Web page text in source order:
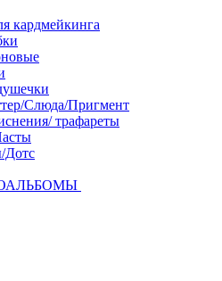
кардмейкинга
Слюда/Пригмент
трафареты
Дотс